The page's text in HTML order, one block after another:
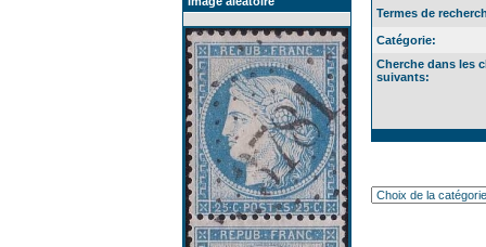
Termes de
Catégorie:
Cherche dans les
suivants: